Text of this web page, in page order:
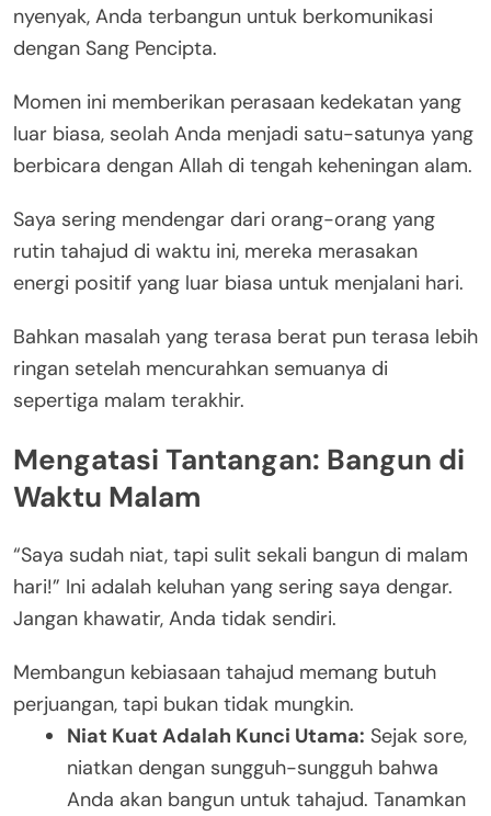
nyenyak, Anda terbangun untuk berkomunikasi
dengan Sang Pencipta.
Momen ini memberikan perasaan kedekatan yang
luar biasa, seolah Anda menjadi satu-satunya yang
berbicara dengan Allah di tengah keheningan alam.
Saya sering mendengar dari orang-orang yang
rutin tahajud di waktu ini, mereka merasakan
energi positif yang luar biasa untuk menjalani hari.
Bahkan masalah yang terasa berat pun terasa lebih
ringan setelah mencurahkan semuanya di
sepertiga malam terakhir.
Mengatasi Tantangan: Bangun di
Waktu Malam
“Saya sudah niat, tapi sulit sekali bangun di malam
hari!” Ini adalah keluhan yang sering saya dengar.
Jangan khawatir, Anda tidak sendiri.
Membangun kebiasaan tahajud memang butuh
perjuangan, tapi bukan tidak mungkin.
Niat Kuat Adalah Kunci Utama: Sejak sore,
niatkan dengan sungguh-sungguh bahwa
Anda akan bangun untuk tahajud. Tanamkan